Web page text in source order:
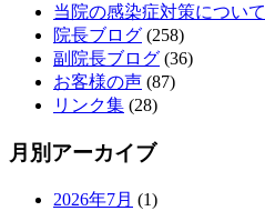
当院の感染症対策について
院長ブログ (258)
副院長ブログ (36)
お客様の声 (87)
リンク集 (28)
月別アーカイブ
2026年7月 (1)